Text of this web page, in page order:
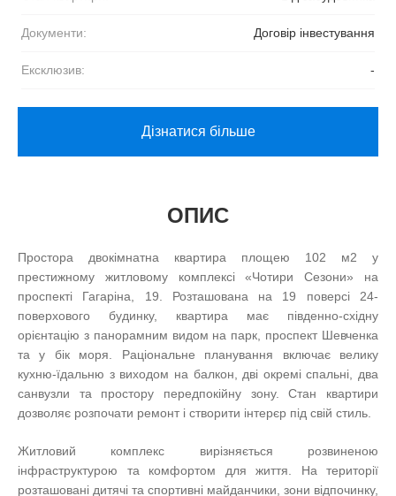
Документи: Договір інвестування
Ексклюзив: -
Дізнатися більше
ОПИС
Простора двокімнатна квартира площею 102 м2 у
престижному житловому комплексі «Чотири Сезони» на
проспекті Гагаріна, 19. Розташована на 19 поверсі 24-
поверхового будинку, квартира має південно-східну
орієнтацію з панорамним видом на парк, проспект Шевченка
та у бік моря. Раціональне планування включає велику
кухню-їдальню з виходом на балкон, дві окремі спальні, два
санвузли та простору передпокійну зону. Стан квартири
дозволяє розпочати ремонт і створити інтерєр під свій стиль.
Житловий комплекс вирізняється розвиненою
інфраструктурою та комфортом для життя. На території
розташовані дитячі та спортивні майданчики, зони відпочинку,